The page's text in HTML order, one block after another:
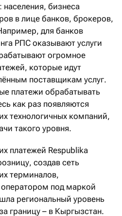
населения, бизнеса
в лице банков, брокеров,
для банков
РПС оказывают услуги
огромное
которые идут
поставщикам услуг.
платежи обрабатывать
как раз появляются
технологичных компаний,
такого уровня.
платежей Respublikа
создав сеть
терминалов,
под маркой
региональный уровень
границу – в Кыргызстан.